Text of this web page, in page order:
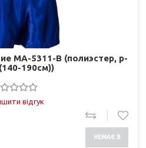
MA-5311-B (полиэстер, р-
190см))
відгук
НЕМАЄ В